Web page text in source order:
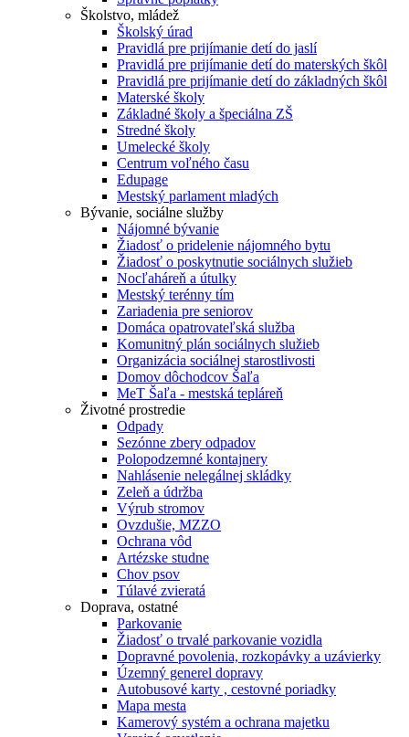
Školstvo, mládež
Školský úrad
Pravidlá pre prijímanie detí do jaslí
Pravidlá pre prijímanie detí do materských škôl
Pravidlá pre prijímanie detí do základných škôl
Materské školy
Základné školy a špeciálna ZŠ
Stredné školy
Umelecké školy
Centrum voľného času
Edupage
Mestský parlament mladých
Bývanie, sociálne služby
Nájomné bývanie
Žiadosť o pridelenie nájomného bytu
Žiadosť o poskytnutie sociálnych služieb
Nocľaháreň a útulky
Mestský terénny tím
Zariadenia pre seniorov
Domáca opatrovateľská služba
Komunitný plán sociálnych služieb
Organizácia sociálnej starostlivosti
Domov dôchodcov Šaľa
MeT Šaľa - mestská tepláreň
Životné prostredie
Odpady
Sezónne zbery odpadov
Polopodzemné kontajnery
Nahlásenie nelegálnej skládky
Zeleň a údržba
Výrub stromov
Ovzdušie, MZZO
Ochrana vôd
Artézske studne
Chov psov
Túlavé zvieratá
Doprava, ostatné
Parkovanie
Žiadosť o trvalé parkovanie vozidla
Dopravné povolenia, rozkopávky a uzávierky
Územný generel dopravy
Autobusové karty , cestovné poriadky
Mapa mesta
Kamerový systém a ochrana majetku